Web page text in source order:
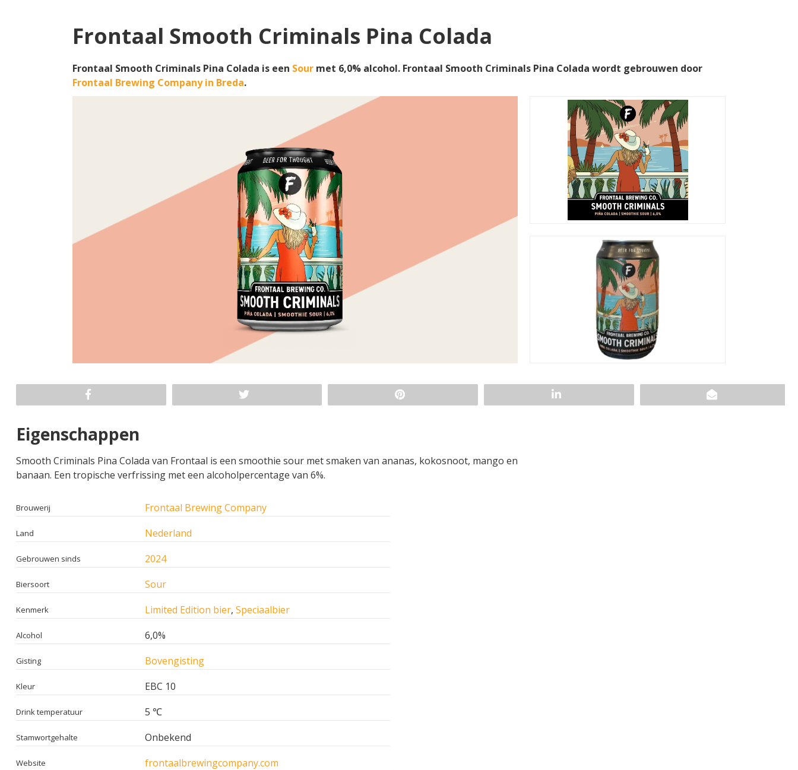
Frontaal Smooth Criminals Pina Colada
Frontaal Smooth Criminals Pina Colada is een Sour met 6,0% alcohol. Frontaal Smooth Criminals Pina Colada wordt gebrouwen door
Frontaal Brewing Company in Breda.
Eigenschappen
Smooth Criminals Pina Colada van Frontaal is een smoothie sour met smaken van ananas, kokosnoot, mango en
banaan. Een tropische verfrissing met een alcoholpercentage van 6%.
Brouwerij Frontaal Brewing Company
Land Nederland
Gebrouwen sinds 2024
Biersoort Sour
Kenmerk Limited Edition bier, Speciaalbier
Alcohol 6,0%
Gisting Bovengisting
Kleur EBC 10
Drink temperatuur 5 ℃
Stamwortgehalte Onbekend
Website frontaalbrewingcompany.com